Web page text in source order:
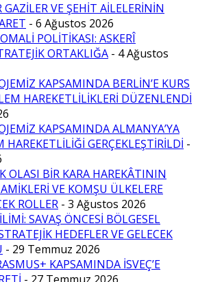
GAZİLER VE ŞEHİT AİLELERİNİN
- 6 Ağustos 2026
POLİTİKASI: ASKERÎ
ORTAKLIĞA - 4 Ağustos
KAPSAMINDA BERLİN’E KURS
HAREKETLİLİKLERİ DÜZENLENDİ
KAPSAMINDA ALMANYA’YA
HAREKETLİLİĞİ GERÇEKLEŞTİRİLDİ -
OLASI BİR KARA HAREKÂTININ
VE KOMŞU ÜLKELERE
ROLLER - 3 Ağustos 2026
SAVAŞ ÖNCESİ BÖLGESEL
HEDEFLER VE GELECEK
- 29 Temmuz 2026
KAPSAMINDA İSVEÇ’E